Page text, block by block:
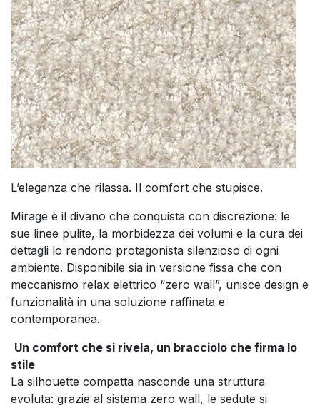
L’eleganza che rilassa. Il comfort che stupisce.
Mirage è il divano che conquista con discrezione: le
sue linee pulite, la morbidezza dei volumi e la cura dei
dettagli lo rendono protagonista silenzioso di ogni
ambiente. Disponibile sia in versione fissa che con
meccanismo relax elettrico “zero wall”, unisce design e
funzionalità in una soluzione raffinata e
contemporanea.
Un comfort che si rivela, un bracciolo che firma lo
stile
La silhouette compatta nasconde una struttura
evoluta: grazie al sistema zero wall, le sedute si